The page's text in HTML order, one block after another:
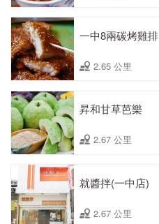
一中8兩碳烤雞排
2.65 公里
昇和甘草芭樂
2.67 公里
就醬拌(一中店)
2.67 公里